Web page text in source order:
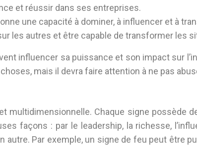
et réussir dans ses entreprises.
une capacité à dominer, à influencer et à
les autres et être capable de transformer les
influencer sa puissance et son impact sur
mais il devra faire attention à ne pas
multidimensionnelle. Chaque signe possède
façons : par le leadership, la richesse,
Par exemple, un signe de feu peut être